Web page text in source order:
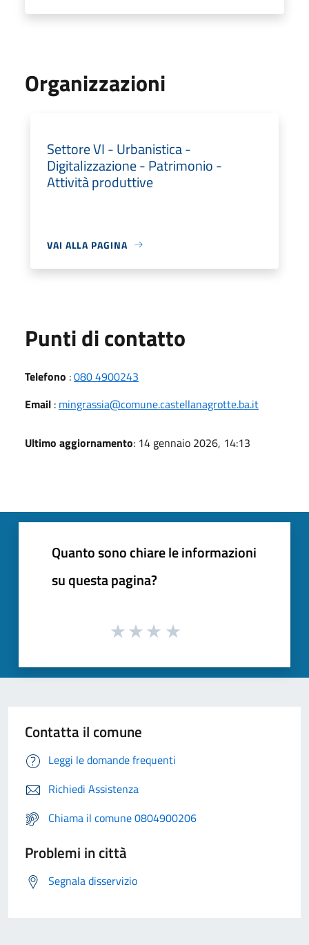
Organizzazioni
Settore VI - Urbanistica -
Digitalizzazione - Patrimonio -
Attività produttive
VAI ALLA PAGINA
Punti di contatto
Telefono :080 4900243
Email : mingrassia@comune.castellanagrotte.ba.it
Ultimo aggiornamento: 14 gennaio 2026, 14:13
Quanto sono chiare le informazioni
su questa pagina?
Contatta il comune
Leggi le domande frequenti
Richiedi Assistenza
Chiama il comune 0804900206
Problemi in città
Segnala disservizio